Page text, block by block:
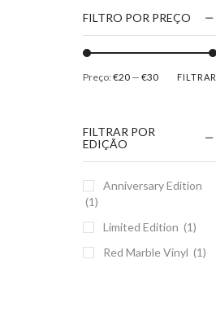
5 Seconds Of Summer
50 Foot Wave
65daysofstatic
7038634357
81355
90 Day Men
A
A Giant Dog
A Place to Bury
FILTRO POR PREÇO
FILTRAR
Preço:€20 — €30
FILTRAR POR
EDIÇÃO
Anniversary Edition
(1)
Limited Edition (1)
Red Marble Vinyl (1)